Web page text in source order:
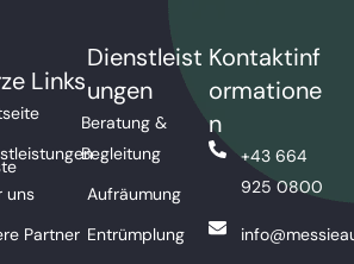
Links
uns
Partner
Dienstleist
ungen
Beratung &
Begleitung
Aufräumung
Entrümplung
Kontaktinf
ormatione
n
+43 664
925 0800